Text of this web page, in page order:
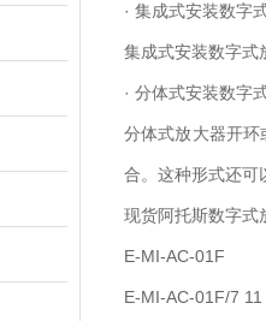
· 集成式安装数字
集成式安装数字式
· 分体式安装数字
分体式放大器开
合。这种形式还可
现货阿托斯数字式
E-MI-AC-01F
E-MI-AC-01F/7